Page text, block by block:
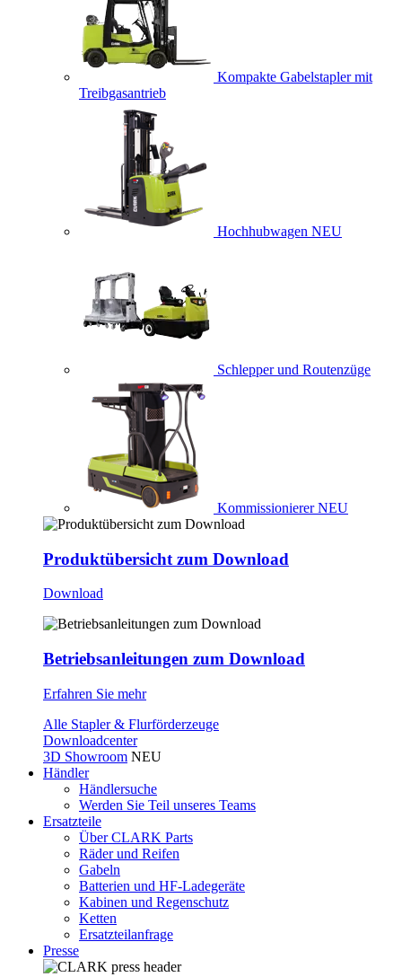
Kompakte Gabelstapler mit
Treibgasantrieb
Hochhubwagen NEU
Schlepper und Routenzüge
Kommissionierer NEU
Produktübersicht zum Download
Download
Betriebsanleitungen zum Download
Erfahren Sie mehr
Alle Stapler & Flurförderzeuge
Downloadcenter
3D Showroom NEU
Händler
Händlersuche
Werden Sie Teil unseres Teams
Ersatzteile
Über CLARK Parts
Räder und Reifen
Gabeln
Batterien und HF-Ladegeräte
Kabinen und Regenschutz
Ketten
Ersatzteilanfrage
Presse